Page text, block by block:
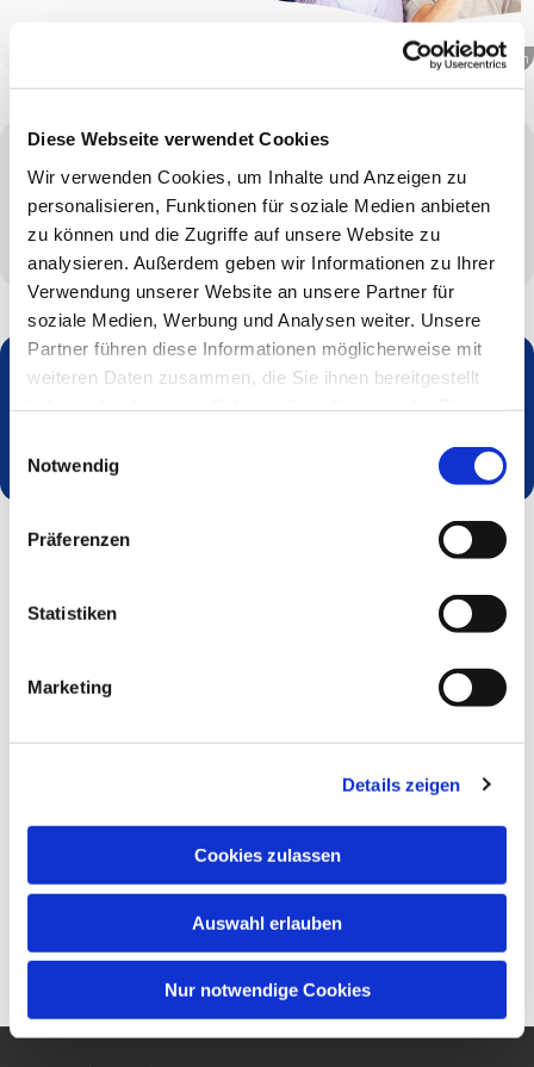
Diese Webseite verwendet Cookies
Wir verwenden Cookies, um Inhalte und Anzeigen zu
personalisieren, Funktionen für soziale Medien anbieten
zu können und die Zugriffe auf unsere Website zu
analysieren. Außerdem geben wir Informationen zu Ihrer
Verwendung unserer Website an unsere Partner für
soziale Medien, Werbung und Analysen weiter. Unsere
Partner führen diese Informationen möglicherweise mit
weiteren Daten zusammen, die Sie ihnen bereitgestellt
Notwendig
Präferenzen
Statistiken
Marketing
Details zeigen
Cookies zulassen
Auswahl erlauben
Nur notwendige Cookies
© canva.com
Mittwoch, 9. September 2026, 14:30 - 16:30
Uhr
Dies könnte Sie auch interessieren